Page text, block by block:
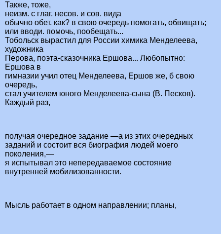
Также, тоже,
неизм. с глаг. несов. и сов. вида
обычно обет. как? в свою очередь помогать, обвищать;
или вводи. помочь, пообещать...
Тобольск вырастил для России химика Менделеева,
художника
Перова, поэта-сказочника Ершова... Любопытно:
Ершова в
гимназии учил отец Менделеева, Ершов же, б свою
очередь,
стал учителем юного Менделеева-сына (В. Песков).
Каждый раз,
получая очередное задание —а из этих очередных
заданий и состоит вся биография людей моего
поколения,—
я испытывал это непередаваемое состояние
внутренней мобилизованности.
Мысль работает в одном направлении; планы,